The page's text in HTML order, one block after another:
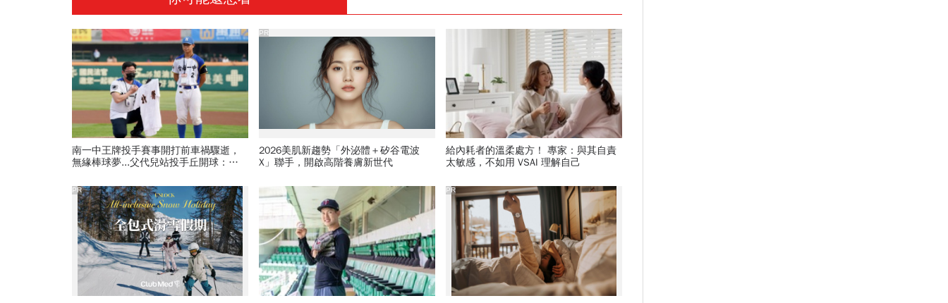
南一中王牌投手賽事開打前車禍驟逝，
無緣棒球夢...父代兒站投手丘開球：他
2026美肌新趨勢「外泌體＋矽谷電波
X」聯手，開啟高階養膚新世代
PR
給內耗者的溫柔處方！ 專家：與其自責
太敏感，不如用 VSAI 理解自己
PR PR